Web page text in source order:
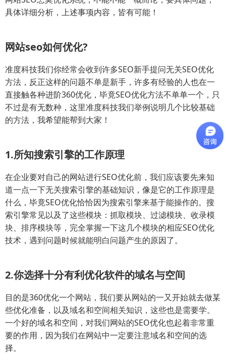
具体详细分析，上述事项内容，皆有可能！
网站seo如何优化?
准度科技我们你经常会收到许多SEO新手提问无关SEO优化
方法，反正这样的问题不单是新手，许多有经验的人也在一
直接触各种进阶360优化，毕竟SEO优化方法不单单一个，只
不过是有无数种，这里准度科技我们举例说明几个比较基础
的方法，我希望能帮到大家！
1.所知搜索引擎的工作原理
在企业要对自己的网站进行SEO优化前，我们应该要先来知
道一点一下无关搜索引擎的基础知识，像是它的工作原理是
什么，毕竟SEO优化恰恰因为搜索引擎来基于能操作的。搜
索引擎常见以及了这些模块：抓取模块、过滤模块、收录模
块、排序模块等，完全掌握一下这几个模块的相应SEO优化
技术，遇到问题时候就能明白问题产生的原因了。
2.你选择十分有利优化软件的域名与空间
目的是360优化一个网站，我们要从网站的一又开始就去做某
些优化准备，以及域名和空间相关知识，这些也是需要学。
一个好的域名和空间，对我们网站的SEO优化也起着非常重
要的作用，因为我们在网站中一定要注意域名和空间的选
择。